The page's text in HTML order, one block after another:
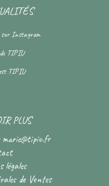
sur Instagram
TIPIU
TIPIU
PLUS
marie@tipiu.fr
légales
de Ventes